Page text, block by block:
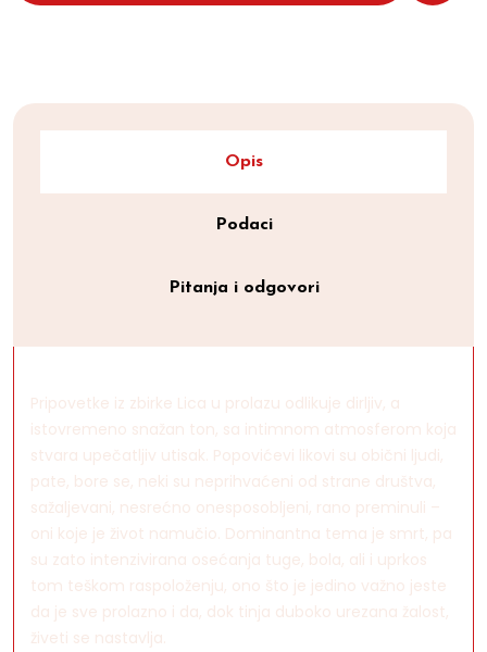
Opis
Podaci
Pitanja i odgovori
Pripovetke iz zbirke Lica u prolazu odlikuje dirljiv, a
istovremeno snažan ton, sa intimnom atmosferom koja
stvara upečatljiv utisak. Popovićevi likovi su obični ljudi,
pate, bore se, neki su neprihvaćeni od strane društva,
sažaljevani, nesrećno onesposobljeni, rano preminuli –
oni koje je život namučio. Dominantna tema je smrt, pa
su zato intenzivirana osećanja tuge, bola, ali i uprkos
tom teškom raspoloženju, ono što je jedino važno jeste
da je sve prolazno i da, dok tinja duboko urezana žalost,
živeti se nastavlja.